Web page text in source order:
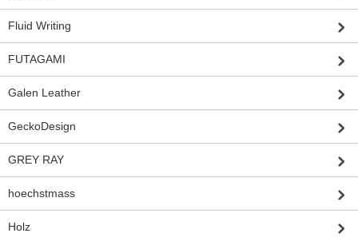
Fluid Writing
FUTAGAMI
Galen Leather
GeckoDesign
GREY RAY
hoechstmass
Holz